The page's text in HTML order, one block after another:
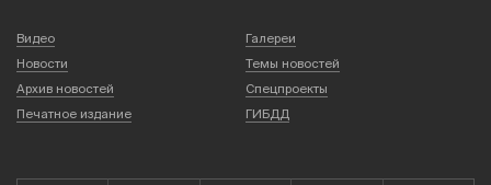
Видео
Галереи
Новости
Темы новостей
Архив новостей
Спецпроекты
Печатное издание
ГИБДД